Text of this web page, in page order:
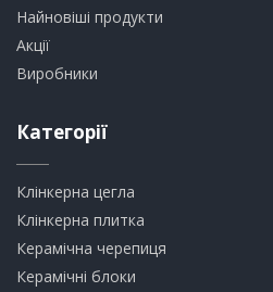
Найновіші продукти
Акції
Виробники
Категорії
Клінкерна цегла
​Клінкерна плитка
​Керамічна черепиця
​Керамічні блоки